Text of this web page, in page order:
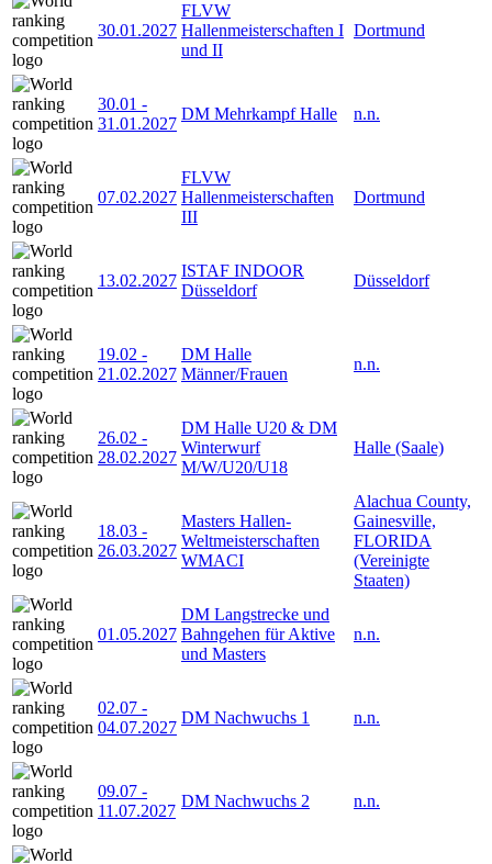
30.01.2027
FLVW
Hallenmeisterschaften I
und II
Dortmund
30.01 -
31.01.2027
DM Mehrkampf Halle n.n.
07.02.2027
FLVW
Hallenmeisterschaften
III
Dortmund
13.02.2027
ISTAF INDOOR
Düsseldorf
Düsseldorf
19.02 -
21.02.2027
DM Halle
Männer/Frauen
n.n.
26.02 -
28.02.2027
DM Halle U20 & DM
Winterwurf
M/W/U20/U18
Halle (Saale)
18.03 -
26.03.2027
Masters Hallen-
Weltmeisterschaften
WMACI
Alachua County,
Gainesville,
FLORIDA
(Vereinigte
Staaten)
01.05.2027
DM Langstrecke und
Bahngehen für Aktive
und Masters
n.n.
02.07 -
04.07.2027
DM Nachwuchs 1 n.n.
09.07 -
11.07.2027
DM Nachwuchs 2 n.n.